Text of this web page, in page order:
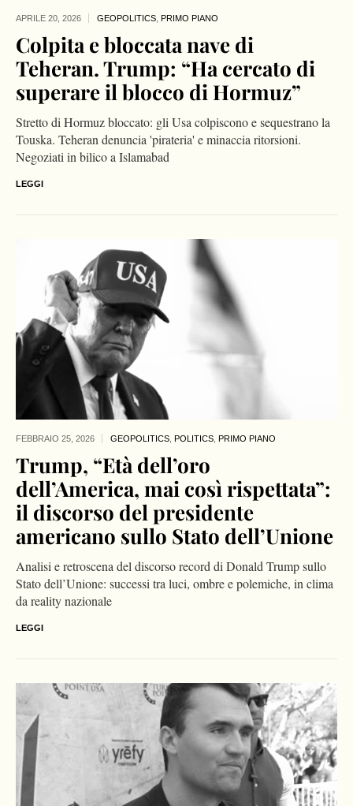
APRILE 20, 2026 GEOPOLITICS PRIMO PIANO
Colpita e bloccata nave di
Teheran. Trump: “Ha cercato di
superare il blocco di Hormuz”
Stretto di Hormuz bloccato: gli Usa colpiscono e sequestrano la
Touska. Teheran denuncia 'pirateria' e minaccia ritorsioni.
Negoziati in bilico a Islamabad
LEGGI
FEBBRAIO 25, 2026 GEOPOLITICS POLITICS PRIMO PIANO
Trump, “Età dell’oro
dell’America, mai così rispettata”:
il discorso del presidente
americano sullo Stato dell’Unione
Analisi e retroscena del discorso record di Donald Trump sullo
Stato dell’Unione: successi tra luci, ombre e polemiche, in clima
da reality nazionale
LEGGI